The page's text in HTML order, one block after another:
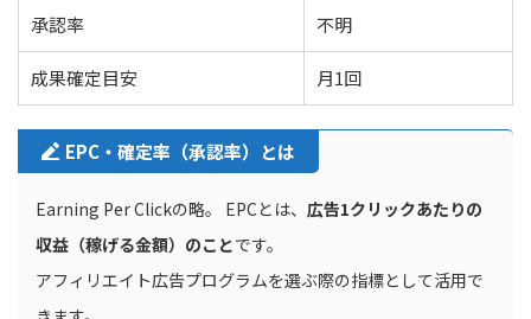
承認率 不明
成果確定目安 月1回
EPC・確定率（承認率）とは
Earning Per Clickの略。 EPCとは、 広告1クリックあたりの
収益（稼げる金額）のことです。
アフィリエイト広告プログラムを選ぶ際の指標として活用で